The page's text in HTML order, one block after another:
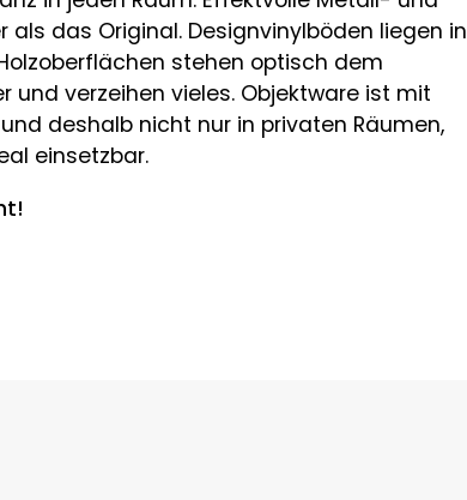
das Original. Designvinylböden liegen in
stehen optisch dem
und verzeihen vieles. Objektware ist mit
deshalb nicht nur in privaten Räumen,
einsetzbar.